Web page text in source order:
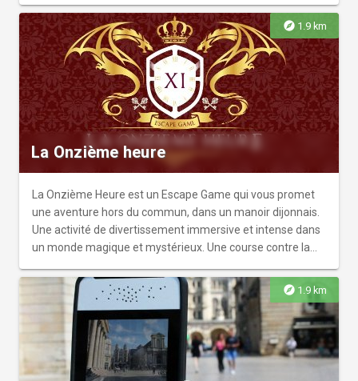
explore 1.9 km
La Onzième heure
La Onzième Heure est un Escape Game qui vous promet
une aventure hors du commun, dans un manoir dijonnais.
Une activité de divertissement immersive et intense dans
un monde magique et mystérieux. Une course contre la
d’un mage noir, vous évader de la prison d’Alkabaz, vous
introduire dans la banque des gobelins, ou percer les
mystères de la chaumière d'Agrios.
explore 1.9 km